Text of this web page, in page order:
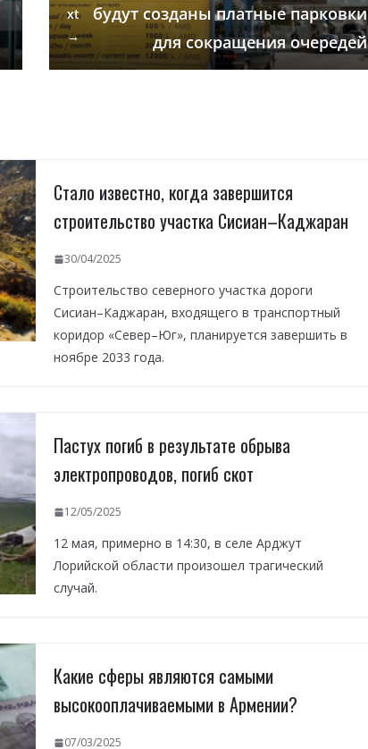
xt
→
будут созданы платные парковки
для сокращения очередей
Стало известно, когда завершится
строительство участка Сисиан–Каджаран
30/04/2025
Строительство северного участка дороги
Сисиан–Каджаран, входящего в транспортный
коридор «Север–Юг», планируется завершить в
ноябре 2033 года.
Пастух погиб в результате обрыва
электропроводов, погиб скот
12/05/2025
12 мая, примерно в 14:30, в селе Арджут
Лорийской области произошел трагический
случай.
Какие сферы являются самыми
высокооплачиваемыми в Армении?
07/03/2025